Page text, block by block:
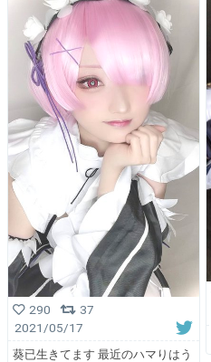
290
37
2021/05/17
葵已生きてます 最近のハマりはう